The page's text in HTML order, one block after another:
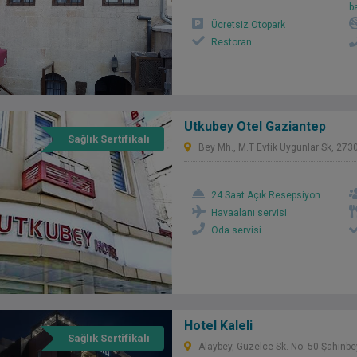
Ücretsiz Otopark
Restoran
Sağlık Sertifikalı
Utkubey Otel Gaziantep
Bey Mh., M.T Evfik Uygunlar Sk,
24 Saat Açık Resepsiyon
Havaalanı servisi
Oda servisi
Sağlık Sertifikalı
Hotel Kaleli
Alaybey, Güzelce Sk. No: 50